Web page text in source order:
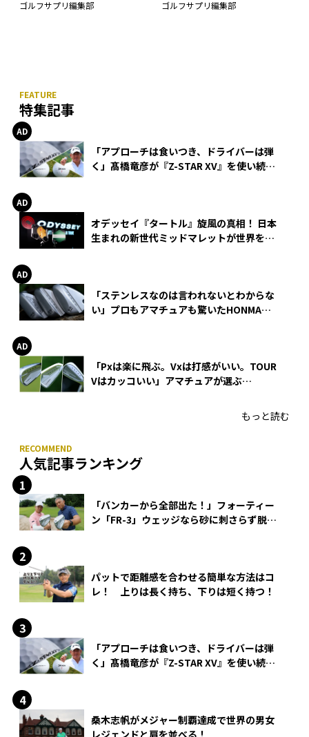
ゴルフサプリ編集部 ゴルフサプリ編集部
特集記事
「アプローチは食いつき、ドライバーは弾
く」髙橋竜彦が『Z-STAR XV』を使い続け
オデッセイ『タートル』旋風の真相！ 日本
生まれの新世代ミッドマレットが世界を席
「ステンレスなのは言われないとわからな
い」プロもアマチュアも驚いたHONMA
「Pxは楽に飛ぶ。Vxは打感がいい。TOUR
Vはカッコいい」アマチュアが選ぶ
もっと読む
人気記事ランキング
「バンカーから全部出た！」フォーティー
ン「FR-3」ウェッジなら砂に刺さらず脱出
パットで距離感を合わせる簡単な方法はコ
レ！ 上りは長く持ち、下りは短く持つ！
「アプローチは食いつき、ドライバーは弾
く」髙橋竜彦が『Z-STAR XV』を使い続け
桑木志帆がメジャー制覇達成で世界の男女
レジェンドと肩を並べる！